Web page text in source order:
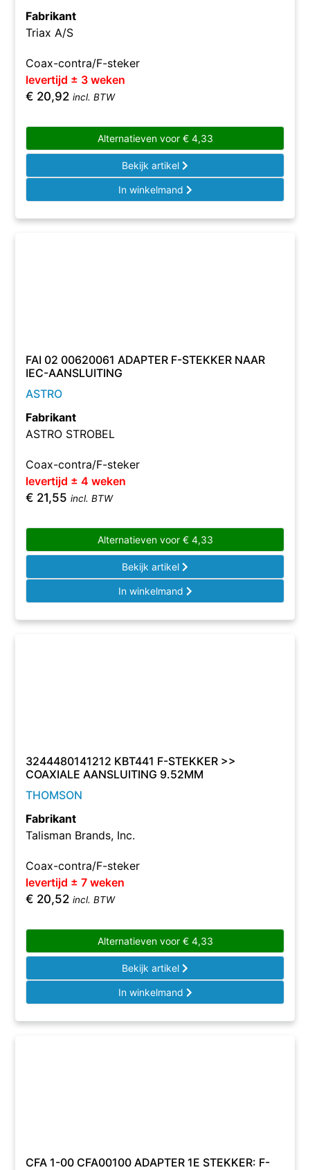
Fabrikant
Triax A/S
Coax-contra/F-steker
levertijd ± 3 weken
€ 20,92 incl. BTW
Alternatieven voor €4,33
Bekijk artikel
In winkelmand
FAI 02 00620061 ADAPTER F-STEKKER NAAR
IEC-AANSLUITING
ASTRO
Fabrikant
ASTRO STROBEL
Coax-contra/F-steker
levertijd ± 4 weken
€ 21,55 incl. BTW
Alternatieven voor €4,33
Bekijk artikel
In winkelmand
3244480141212 KBT441 F-STEKKER >>
COAXIALE AANSLUITING 9.52MM
THOMSON
Fabrikant
Talisman Brands, Inc.
Coax-contra/F-steker
levertijd ± 7 weken
€ 20,52 incl. BTW
Alternatieven voor €4,33
Bekijk artikel
In winkelmand
CFA 1-00 CFA00100 ADAPTER 1E STEKKER: F-